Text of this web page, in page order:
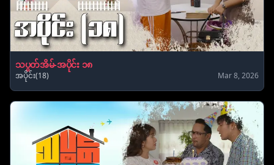
သပွတ်အိမ်-အပိုင်း ၁၈
အပိုင်း(18) Mar 8, 2026